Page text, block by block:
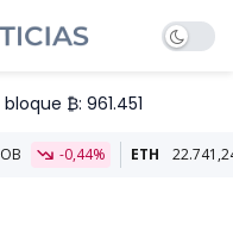
bloque ₿: 961.451
ETH 22.741,24 BOB -